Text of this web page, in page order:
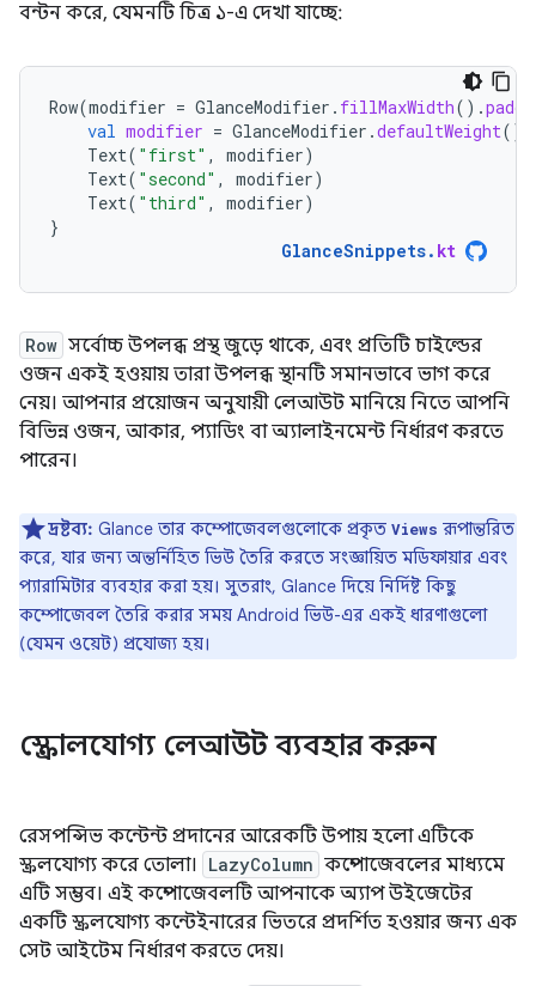
বন্টন করে, যেমনটি চিত্র ১-এ দেখা যাচ্ছে:
Row(modifier = GlanceModifier . fillMaxWidth().
val modifier = GlanceModifier .defaultWeight()
Text( "first" , modifier)
Text( "second" , modifier)
Text( "third" , modifier)
}
GlanceSnippets. kt
Row সর্বোচ্চ উপলব্ধ প্রস্থ জুড়ে থাকে, এবং প্রতিটি চাইল্ডের
ওজন একই হওয়ায় তারা উপলব্ধ স্থানটি সমানভাবে ভাগ করে
নেয়। আপনার প্রয়োজন অনুযায়ী লেআউট মানিয়ে নিতে আপনি
বিভিন্ন ওজন, আকার, প্যাডিং বা অ্যালাইনমেন্ট নির্ধারণ করতে
পারেন।
দ্রষ্টব্য: Glance তার কম্পোজেবলগুলোকে প্রকৃত Views রূপান্তরিত
করে, যার জন্য অন্তর্নিহিত ভিউ তৈরি করতে সংজ্ঞায়িত মডিফায়ার এবং
প্যারামিটার ব্যবহার করা হয়। সুতরাং, Glance দিয়ে নির্দিষ্ট কিছু
কম্পোজেবল তৈরি করার সময় Android ভিউ-এর একই ধারণাগুলো
(যেমন ওয়েট) প্রযোজ্য হয়।
স্ক্রোলযোগ্য লেআউট ব্যবহার করুন
রেসপন্সিভ কন্টেন্ট প্রদানের আরেকটি উপায় হলো এটিকে
স্ক্রলযোগ্য করে তোলা।
LazyColumn কম্পোজেবলের মাধ্যমে
এটি সম্ভব। এই কম্পোজেবলটি আপনাকে অ্যাপ উইজেটের
একটি স্ক্রলযোগ্য কন্টেইনারের ভিতরে প্রদর্শিত হওয়ার জন্য এক
সেট আইটেম নির্ধারণ করতে দেয়।